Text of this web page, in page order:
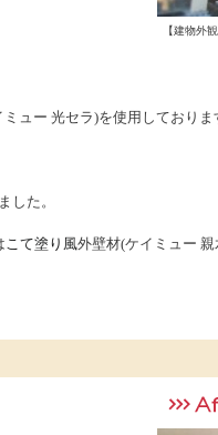
【建物外
ミュー 光セラ)を使用しておりま
した。
こて塗り風外壁材(ケイミュー